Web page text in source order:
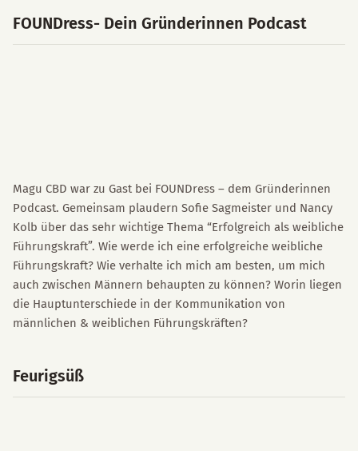
FOUNDress- Dein Gründerinnen Podcast
Magu CBD war zu Gast bei FOUNDress – dem Gründerinnen
Podcast. Gemeinsam plaudern Sofie Sagmeister und Nancy
Kolb über das sehr wichtige Thema “Erfolgreich als weibliche
Führungskraft”. Wie werde ich eine erfolgreiche weibliche
Führungskraft? Wie verhalte ich mich am besten, um mich
auch zwischen Männern behaupten zu können? Worin liegen
die Hauptunterschiede in der Kommunikation von
männlichen & weiblichen Führungskräften?
Feurigsüß